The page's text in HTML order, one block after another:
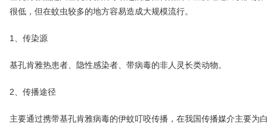
很低，但在蚊虫较多的地方容易造成大规模流行。
1、 传染源
基孔肯雅热患者、隐性感染者、带病毒的非人灵长类动物。
2、 传播途径
主要通过携带基孔肯雅病毒的伊蚊叮咬传播，在我国传播媒介主要为